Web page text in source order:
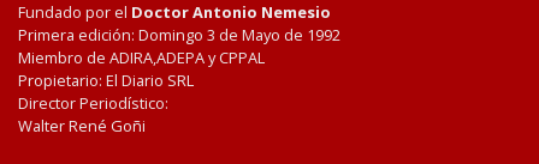
Fundado por el Doctor Antonio Nemesio
Primera edición: Domingo 3 de Mayo de 1992
Miembro de ADIRA,ADEPA y CPPAL
Propietario: El Diario SRL
Director Periodístico:
Walter René Goñi